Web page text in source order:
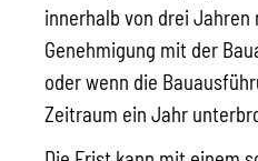
innerhalb von drei
Genehmigung mit der
oder wenn die
Zeitraum ein Jahr